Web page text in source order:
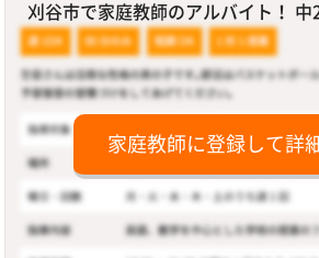
刈谷市で家庭教師のアルバイト！ 中
家庭教師に登録して詳